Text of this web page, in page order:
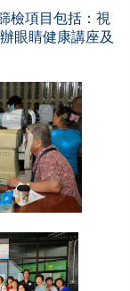
檢項目包括：視
眼睛健康講座及